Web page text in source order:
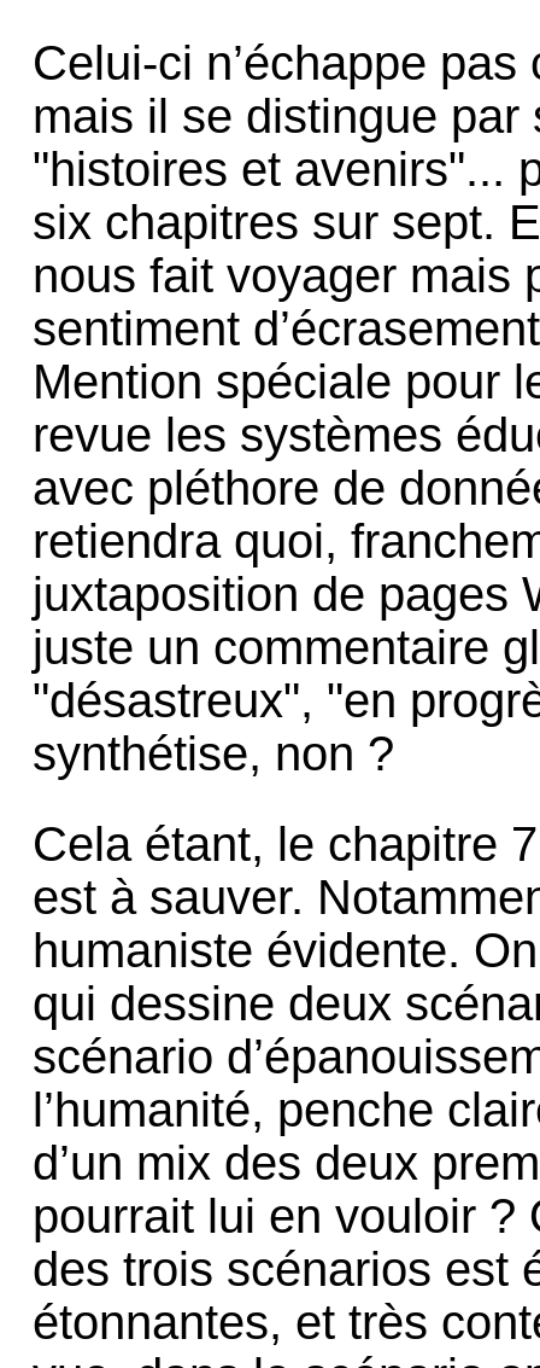
Celui-ci n’échappe
mais il se distingue par
"histoires et avenirs"...
six chapitres sur sept.
nous fait voyager mais
sentiment
Mention spéciale pour
revue les systèmes
avec pléthore de
retiendra quoi,
juxtaposition de pages
juste un commentaire
"désastreux", "en
synthétise, non ?
Cela étant, le chapitre
est à sauver.
humaniste évidente.
qui dessine deux
scénario
l’humanité, penche
d’un mix des deux
pourrait lui en vouloir ?
des trois scénarios est
étonnantes, et très